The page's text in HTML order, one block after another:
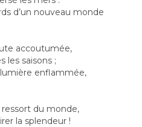
d’un nouveau monde
accoutumée,
les saisons ;
enflammée,
du monde,
la splendeur !